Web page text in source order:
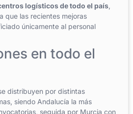
logísticos de todo el país,
que las recientes mejoras
únicamente al personal
en todo el
distribuyen por distintas
siendo Andalucía la más
seguida por Murcia con